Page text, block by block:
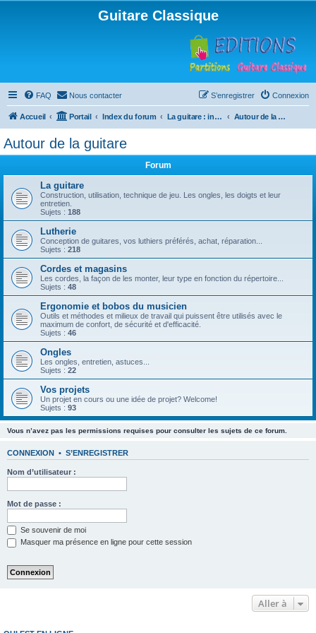
Guitare Classique
FAQ Nous contacter Connexion
S’enregistrer
Accueil Portail Index du forum La guitare : instrument, cours et théorie Autour de la guitare
Autour de la guitare
Forum
La guitare
Construction, utilisation, technique de jeu. Les ongles, les doigts et leur
entretien.
Sujets : 188
Lutherie
Conception de guitares, vos luthiers préférés, achat, réparation...
Sujets : 218
Cordes et magasins
Les cordes, la façon de les monter, leur type en fonction du répertoire...
Sujets : 48
Ergonomie et bobos du musicien
Outils et méthodes et milieux de travail qui puissent être utilisés avec le
maximum de confort, de sécurité et d'efficacité.
Sujets : 46
Ongles
Les ongles, entretien, astuces...
Sujets : 22
Vos projets
Un projet en cours ou une idée de projet? Welcome!
Sujets : 93
Vous n’avez pas les permissions requises pour consulter les sujets de ce forum.
CONNEXION • S’ENREGISTRER
Nom d’utilisateur :
Mot de passe :
Se souvenir de moi
Masquer ma présence en ligne pour cette session
Aller à